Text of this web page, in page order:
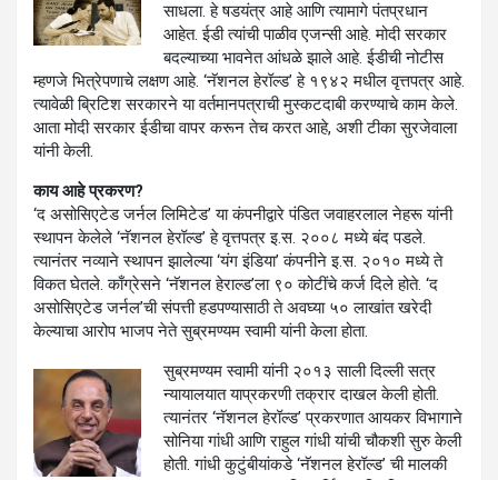
साधला. हे षडयंत्र आहे आणि त्यामागे पंतप्रधान
आहेत. ईडी त्यांची पाळीव एजन्सी आहे. मोदी सरकार
बदल्याच्या भावनेत आंधळे झाले आहे. ईडीची नोटीस
म्हणजे भित्रेपणाचे लक्षण आहे. ‘नॅशनल हेरॉल्ड’ हे १९४२ मधील वृत्तपत्र आहे.
त्यावेळी ब्रिटिश सरकारने या वर्तमानपत्राची मुस्कटदाबी करण्याचे काम केले.
आता मोदी सरकार ईडीचा वापर करून तेच करत आहे, अशी टीका सुरजेवाला
यांनी केली.
काय आहे प्रकरण?
‘द असोसिएटेड जर्नल लिमिटेड’ या कंपनीद्वारे पंडित जवाहरलाल नेहरू यांनी
स्थापन केलेले ‘नॅशनल हेरॉल्ड’ हे वृत्तपत्र इ.स. २००८ मध्ये बंद पडले.
त्यानंतर नव्याने स्थापन झालेल्या ‘यंग इंडिया’ कंपनीने इ.स. २०१० मध्ये ते
विकत घेतले. काँग्रेसने ‘नॅशनल हेराल्ड’ला ९० कोटींचे कर्ज दिले होते. ‘द
असोसिएटेड जर्नल’ची संपत्ती हडपण्यासाठी ते अवघ्या ५० लाखांत खरेदी
केल्याचा आरोप भाजप नेते सुब्रमण्यम स्वामी यांनी केला होता.
सुब्रमण्यम स्वामी यांनी २०१३ साली दिल्ली सत्र
न्यायालयात याप्रकरणी तक्रार दाखल केली होती.
त्यानंतर ‘नॅशनल हेरॉल्ड’ प्रकरणात आयकर विभागाने
सोनिया गांधी आणि राहुल गांधी यांची चौकशी सुरु केली
होती. गांधी कुटुंबीयांकडे ‘नॅशनल हेरॉल्ड’ ची मालकी